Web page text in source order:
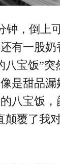
钟，倒上
还有一股
八宝饭”突
是甜品漏
八宝饭，
颠覆了我